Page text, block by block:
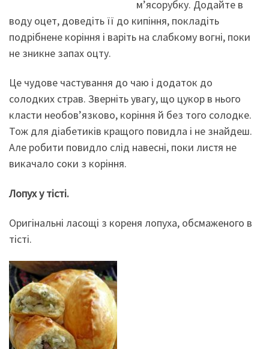
м’ясорубку. Додайте в
воду оцет, доведіть її до кипіння, покладіть
подрібнене коріння і варіть на слабкому вогні, поки
не зникне запах оцту.
Це чудове частування до чаю і додаток до
солодких страв. Зверніть увагу, що цукор в нього
класти необов’язково, коріння й без того солодке.
Тож для діабетиків кращого повидла і не знайдеш.
Але робити повидло слід навесні, поки листя не
викачало соки з коріння.
Лопухутісті.
Оригінальні ласощі з кореня лопуха, обсмаженого в
тісті.